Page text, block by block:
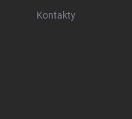
Kontakty